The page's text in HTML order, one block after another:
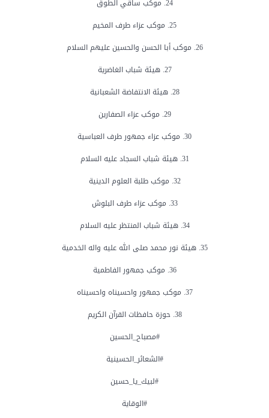
24. موكب ساقي الطوق
25. موكب عزاء طرف المخيم
26. موكب أبا الحسن والحسين عليهم السلام
27. هيئة شباب الغاضرية
28. هيئة الانتفاضة الشعبانية
29. موكب عزاء الصفارين
30. موكب عزاء جمهور طرف العباسية
31. هيئة شباب السجاد عليه السلام
32. موكب طلبة العلوم الدينية
33. موكب عزاء طرف البلوش
34. هيئة شباب المنتظر عليه السلام
35. هيئة نور محمد صلى الله عليه واله الخدمية
36. موكب جمهور الفاطمية
37. موكب جمهور واحسيناه واحسيناه
38. حوزة حافظات القرآن الكريم
#مصباح_الحسين
#الشعائر_الحسينية
#لبيك_يا_حسين
#الوقاية